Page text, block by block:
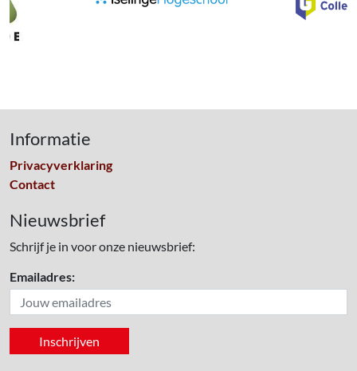
Informatie
Privacyverklaring
Contact
Nieuwsbrief
Schrijf je in voor onze nieuwsbrief:
Emailadres: